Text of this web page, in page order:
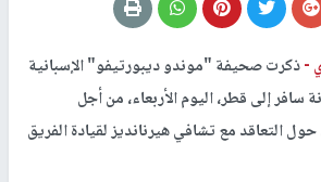
-ذكرت صحيفة "موندو ديبورتيفو" الإسبانية
سافر إلى قطر، اليوم الأربعاء، من أجل
التعاقد مع تشافي هيرنانديز لقيادة الفريق